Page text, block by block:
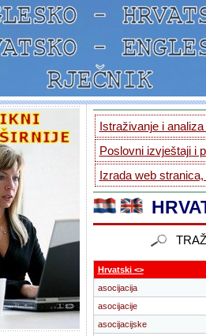
Istraživanje i
Poslovni izvještaji i
Izrada web
Hrvatski <>
asocijacija
asocijacije
asocijacijske